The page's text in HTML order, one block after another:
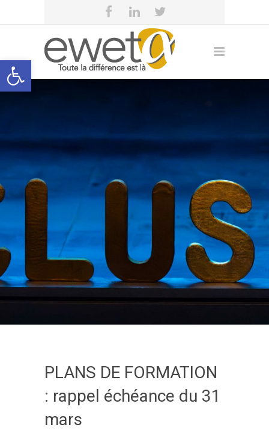
Open toolbar
eweta
PLANS DE FORMATION
: rappel échéance du 31
mars